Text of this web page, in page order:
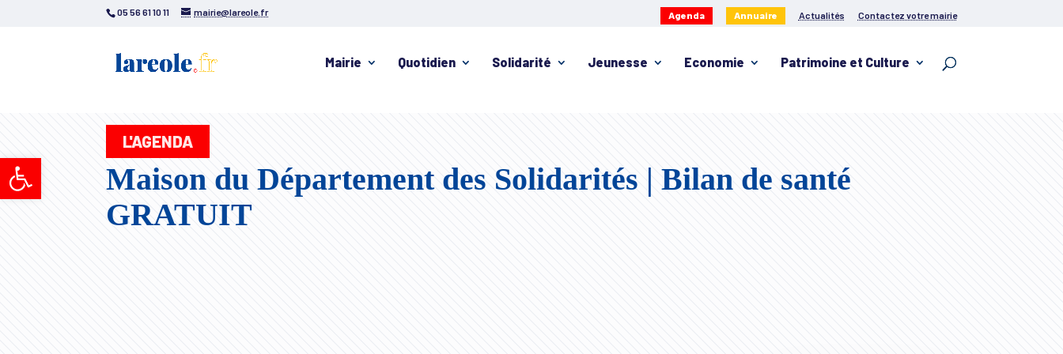
Ouvrir la barre d’outils
05 56 61 10 11 mairie@lareole.fr Agenda Annuaire Actualités Contactez votre mairie
Mairie Quotidien Solidarité Jeunesse Economie Patrimoine et Culture
L'AGENDA
Maison du Département des Solidarités | Bilan de santé
GRATUIT